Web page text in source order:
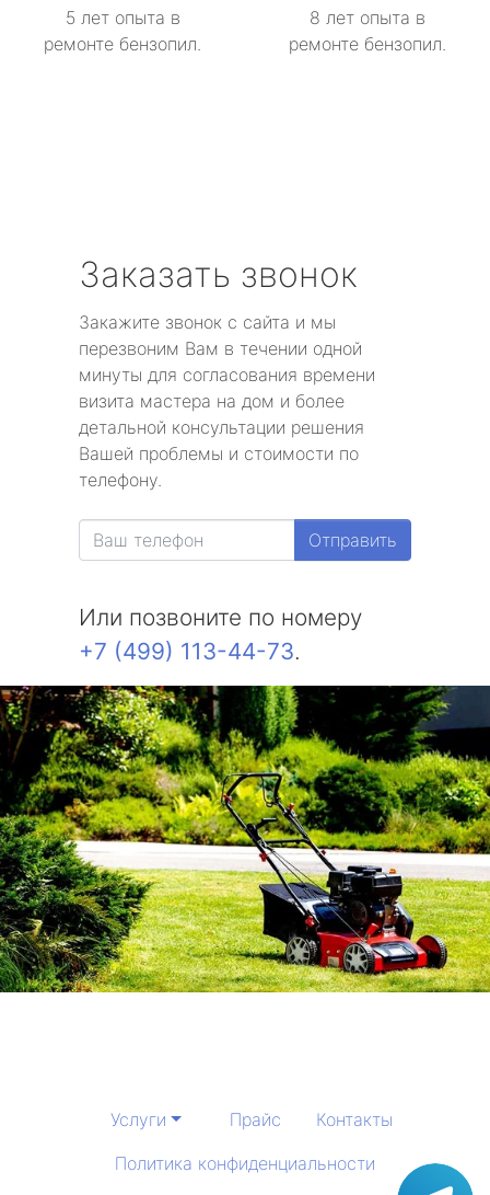
5 лет опыта в
ремонте бензопил.
8 лет опыта в
ремонте бензопил.
Заказать звонок
Закажите звонок с сайта и мы
перезвоним Вам в течении одной
минуты для согласования времени
визита мастера на дом и более
детальной консультации решения
Вашей проблемы и стоимости по
телефону.
Отправить
Или позвоните по номеру
+7 (499) 113-44-73.
Услуги Прайс
Контакты
Политика конфиденциальности